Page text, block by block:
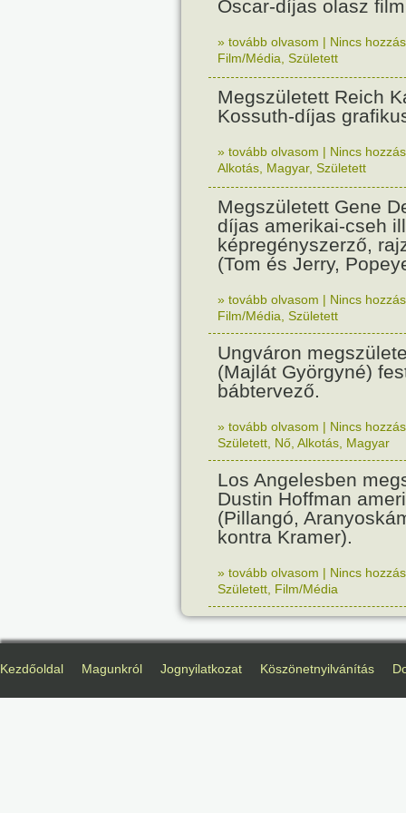
Oscar-díjas olasz
» tovább olvasom | Nincs
Film/Média Született
Megszületett Reich
Kossuth-díjas
» tovább olvasom | Nincs
Alkotás Magyar, Született
Megszületett Gene
díjas amerikai-cseh
képregényszerző,
(Tom és Jerry,
» tovább olvasom | Nincs
Film/Média Született
Ungváron
(Majlát Györgyné)
bábtervező.
» tovább olvasom | Nincs
Született Nő Alkotás Magyar
Los Angelesben
Dustin Hoffman
(Pillangó,
kontra Kramer).
» tovább olvasom | Nincs
Született Film/Média
Kezdőoldal Magunkról Jognyilatkozat Köszönetnyilvánítás